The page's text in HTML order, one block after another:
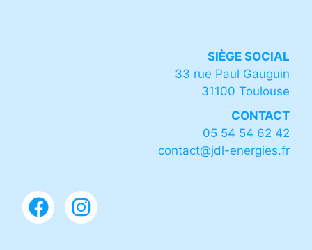
SIÈGE SOCIAL
33 rue Paul Gauguin
31100 Toulouse
CONTACT
05 54 54 62 42
contact@jdl-energies.fr